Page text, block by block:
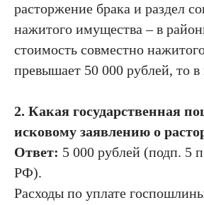
расторжение брака и раздел
нажитого имущества – в
стоимость совместно
превышает 50 000 рублей, то
2. Какая государственная
исковому заявлению о
Ответ: 5 000 рублей (подп. 5
РФ).
Расходы по уплате